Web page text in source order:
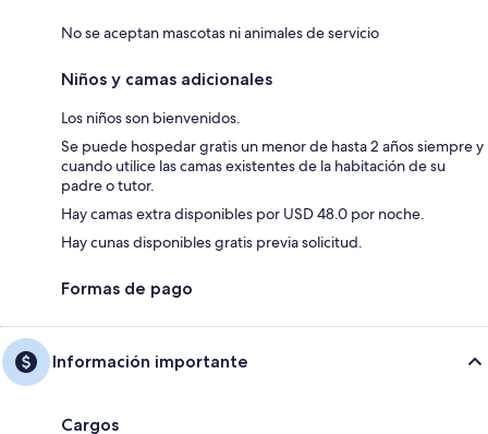
No se aceptan mascotas ni animales de servicio
Niños y camas adicionales
Los niños son bienvenidos.
Se puede hospedar gratis un menor de hasta 2 años siempre y
cuando utilice las camas existentes de la habitación de su
padre o tutor.
Hay camas extra disponibles por USD 48.0 por noche.
Hay cunas disponibles gratis previa solicitud.
Formas de pago
Información importante
Cargos